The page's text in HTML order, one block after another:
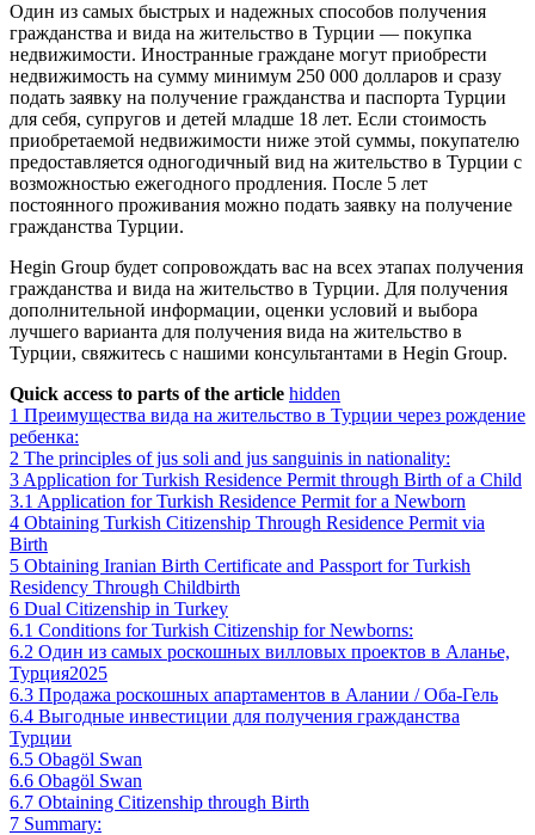
Один из самых быстрых и надежных способов получения
гражданства и вида на жительство в Турции — покупка
недвижимости. Иностранные граждане могут приобрести
недвижимость на сумму минимум 250 000 долларов и сразу
подать заявку на получение гражданства и паспорта Турции
для себя, супругов и детей младше 18 лет. Если стоимость
приобретаемой недвижимости ниже этой суммы, покупателю
предоставляется одногодичный вид на жительство в Турции с
возможностью ежегодного продления. После 5 лет
постоянного проживания можно подать заявку на получение
гражданства Турции.
Нegin Group будет сопровождать вас на всех этапах получения
гражданства и вида на жительство в Турции. Для получения
дополнительной информации, оценки условий и выбора
лучшего варианта для получения вида на жительство в
Турции, свяжитесь с нашими консультантами в Нegin Group.
Quick access to parts of the article hidden
1 Преимущества вида на жительство в Турции через рождение
ребенка:
2 The principles of jus soli and jus sanguinis in nationality:
3 Application for Turkish Residence Permit through Birth of a Child
3.1 Application for Turkish Residence Permit for a Newborn
4 Obtaining Turkish Citizenship Through Residence Permit via
Birth
5 Obtaining Iranian Birth Certificate and Passport for Turkish
Residency Through Childbirth
6 Dual Citizenship in Turkey
6.1 Conditions for Turkish Citizenship for Newborns:
6.2 Один из самых роскошных вилловых проектов в Аланье,
Турция2025
6.3 Продажа роскошных апартаментов в Алании / Оба-Гель
6.4 Выгодные инвестиции для получения гражданства
Турции
6.5 Obagöl Swan
6.6 Obagöl Swan
6.7 Obtaining Citizenship through Birth
7 Summary: